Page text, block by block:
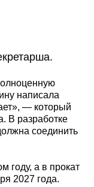
написала
— который
В разработке
соединить
году, а в прокат
2027 года.